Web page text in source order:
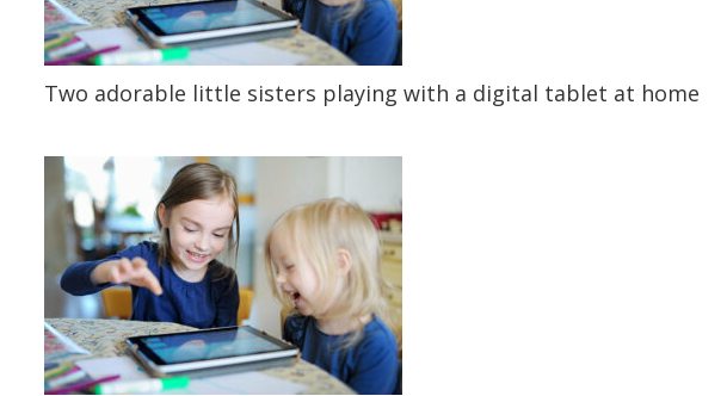
Two adorable little sisters playing with a digital tablet at home